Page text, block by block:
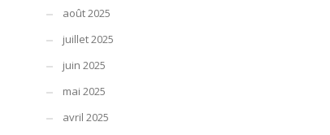
août 2025
juillet 2025
juin 2025
mai 2025
avril 2025